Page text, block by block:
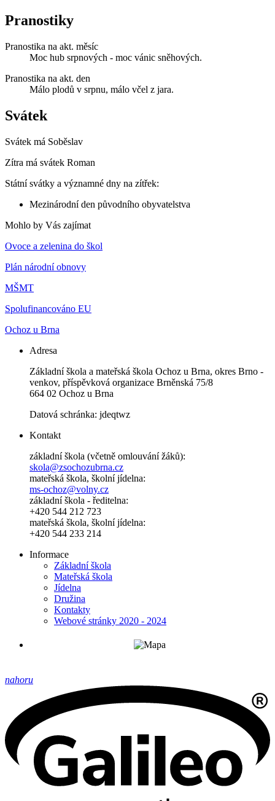
Pranostiky
Pranostika na akt. měsíc
Moc hub srpnových - moc vánic sněhových.
Pranostika na akt. den
Málo plodů v srpnu, málo včel z jara.
Svátek
Svátek má Soběslav
Zítra má svátek Roman
Státní svátky a významné dny na zítřek:
Mezinárodní den původního obyvatelstva
Mohlo by Vás zajímat
Ovoce a zelenina do škol
Plán národní obnovy
MŠMT
Spolufinancováno EU
Ochoz u Brna
Adresa
Základní škola a mateřská škola Ochoz u Brna, okres Brno -
venkov, příspěvková organizace Brněnská 75/8
664 02 Ochoz u Brna
Datová schránka: jdeqtwz
Kontakt
základní škola (včetně omlouvání žáků):
skola@zsochozubrna.cz
mateřská škola, školní jídelna:
ms-ochoz@volny.cz
základní škola - ředitelna:
+420 544 212 723
mateřská škola, školní jídelna:
+420 544 233 214
Informace
Základní škola
Mateřská škola
Jídelna
Družina
Kontakty
Webové stránky 2020 - 2024
nahoru